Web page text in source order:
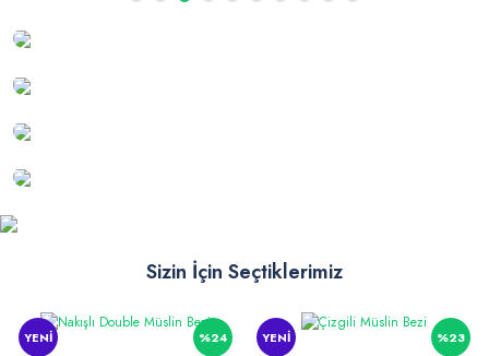
Sizin İçin Seçtiklerimiz
%24
YENİ %23
YENİ